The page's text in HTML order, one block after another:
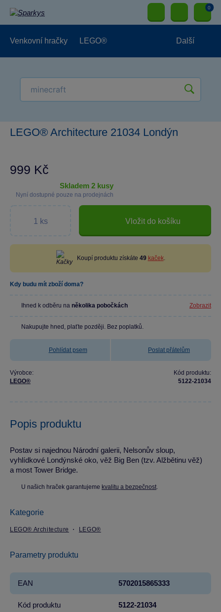
0
Venkovní hračky LEGO® Další
LEGO® Architecture 21034 Londýn
999 Kč
skladem 2 kusy
Nyní dostupné pouze na prodejnách
Vložit do košíku
Koupí produktu získáte 49 kaček.
Kdy budu mít zboží doma?
Ihned k odběru na několika pobočkách Zobrazit
Nakupujte hned, plaťte později. Bez poplatků.
Pohlídat psem Poslat přátelům
Výrobce:
LEGO®
Kód produktu:
5122-21034
Popis produktu
Postav si najednou Národní galerii, Nelsonův sloup,
vyhlídkové Londýnské oko, věž Big Ben (tzv. Alžbětinu věž)
a most Tower Bridge.
U našich hraček garantujeme kvalitu a bezpečnost.
Kategorie
LEGO® Architecture LEGO®
Parametry produktu
EAN 5702015865333
Kód produktu 5122-21034